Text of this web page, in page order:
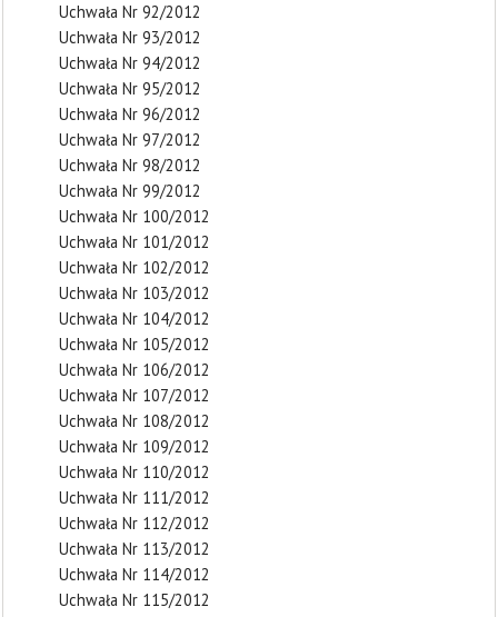
Uchwała Nr 92/2012
Uchwała Nr 93/2012
Uchwała Nr 94/2012
Uchwała Nr 95/2012
Uchwała Nr 96/2012
Uchwała Nr 97/2012
Uchwała Nr 98/2012
Uchwała Nr 99/2012
Uchwała Nr 100/2012
Uchwała Nr 101/2012
Uchwała Nr 102/2012
Uchwała Nr 103/2012
Uchwała Nr 104/2012
Uchwała Nr 105/2012
Uchwała Nr 106/2012
Uchwała Nr 107/2012
Uchwała Nr 108/2012
Uchwała Nr 109/2012
Uchwała Nr 110/2012
Uchwała Nr 111/2012
Uchwała Nr 112/2012
Uchwała Nr 113/2012
Uchwała Nr 114/2012
Uchwała Nr 115/2012